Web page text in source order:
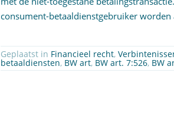
consument-betaaldienstgebruiker worden
Geplaatst in Financieel recht,
betaaldiensten, BW art, BW art. 7:526, BW